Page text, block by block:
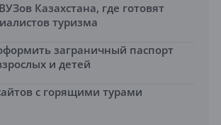
Казахстана, где готовят
туризма
заграничный паспорт
и детей
с горящими турами